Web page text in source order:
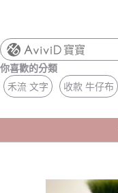
寶寶
你喜歡的分類
禾流 文字
收款 牛仔布